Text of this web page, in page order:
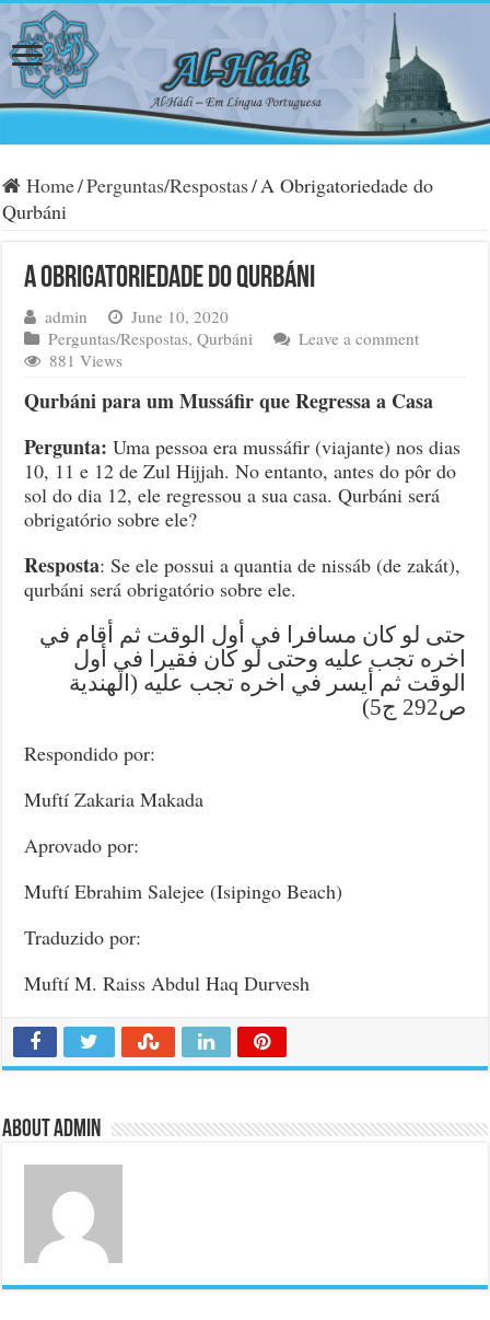
Home/Perguntas/Respostas/A Obrigatoriedade do
Qurbáni
A Obrigatoriedade do Qurbáni
admin
June 10, 2020
Perguntas/Respostas,Qurbáni
Leave a comment
881 Views
Qurbáni para um Mussáfir que Regressa a Casa
Pergunta: Uma pessoa era mussáfir (viajante) nos dias
10, 11 e 12 de Zul Hijjah. No entanto, antes do pôr do
sol do dia 12, ele regressou a sua casa. Qurbáni será
obrigatório sobre ele?
Resposta: Se ele possui a quantia de nissáb (de zakát),
qurbáni será obrigatório sobre ele.
حتى لو كان مسافرا في أول الوقت ثم أقام في
اخره تجب عليه وحتى لو كان فقيرا في أول
الوقت ثم أيسر في اخره تجب عليه (الهندية
ص292 ج5)
Respondido por:
Muftí Zakaria Makada
Aprovado por:
Muftí Ebrahim Salejee (Isipingo Beach)
Traduzido por:
Muftí M. Raiss Abdul Haq Durvesh
About admin